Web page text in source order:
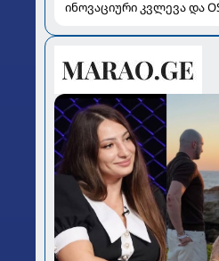
ინოვაციური კვლევა და